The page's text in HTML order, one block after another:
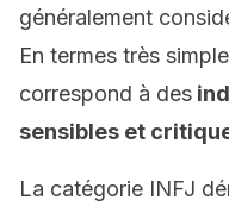
généralement
En termes très
correspond à des
sensibles et
La catégorie INFJ